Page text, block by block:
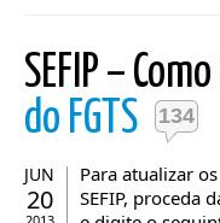
SEFIP –
do FGTS
134
JUN
20
Para atualizar
SEFIP, proceda